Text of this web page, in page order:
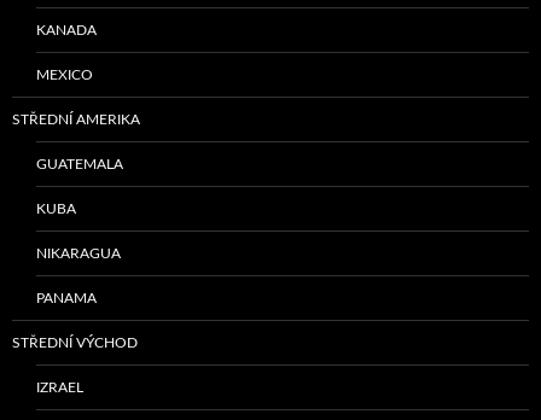
KANADA
MEXICO
STŘEDNÍ AMERIKA
GUATEMALA
KUBA
NIKARAGUA
PANAMA
STŘEDNÍ VÝCHOD
IZRAEL